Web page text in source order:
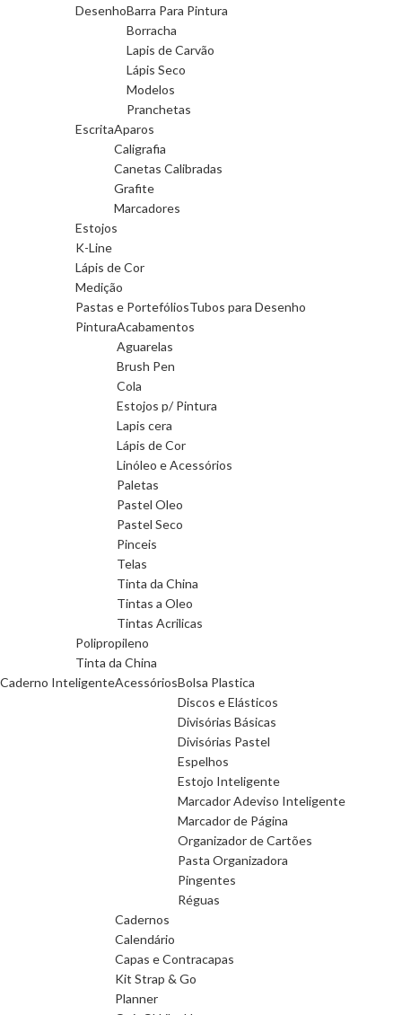
DesenhoBarra Para Pintura
Borracha
Lapis de Carvão
Lápis Seco
Modelos
Pranchetas
EscritaAparos
Caligrafia
Canetas Calibradas
Grafite
Marcadores
Estojos
K-Line
Lápis de Cor
Medição
Pastas e PortefóliosTubos para Desenho
PinturaAcabamentos
Aguarelas
Brush Pen
Cola
Estojos p/ Pintura
Lapis cera
Lápis de Cor
Linóleo e Acessórios
Paletas
Pastel Oleo
Pastel Seco
Pinceis
Telas
Tinta da China
Tintas a Oleo
Tintas Acrilicas
Polipropileno
Tinta da China
Caderno InteligenteAcessóriosBolsa Plastica
Discos e Elásticos
Divisórias Básicas
Divisórias Pastel
Espelhos
Estojo Inteligente
Marcador Adeviso Inteligente
Marcador de Página
Organizador de Cartões
Pasta Organizadora
Pingentes
Réguas
Cadernos
Calendário
Capas e Contracapas
Kit Strap & Go
Planner